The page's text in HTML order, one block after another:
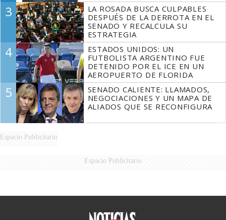
3
LA ROSADA BUSCA CULPABLES
DESPUÉS DE LA DERROTA EN EL
SENADO Y RECALCULA SU
ESTRATEGIA
4
ESTADOS UNIDOS: UN
FUTBOLISTA ARGENTINO FUE
DETENIDO POR EL ICE EN UN
AEROPUERTO DE FLORIDA
5
SENADO CALIENTE: LLAMADOS,
NEGOCIACIONES Y UN MAPA DE
ALIADOS QUE SE RECONFIGURA
Espacio Publicitario
Espacio Publicitario